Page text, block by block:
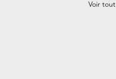
Voir tout